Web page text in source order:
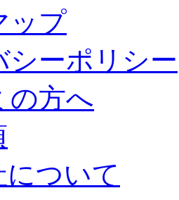
ップ
シーポリシー
の方へ
ついて